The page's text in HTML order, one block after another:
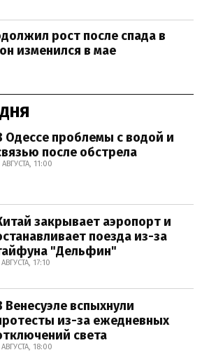
рост после спада в
изменился в мае
Одессе проблемы с водой и
после обстрела
АВГУСТА, 11:00
закрывает аэропорт и
поезда из-за
"Дельфин"
АВГУСТА, 17:10
Венесуэле вспыхнули
из-за ежедневных
света
АВГУСТА, 18:00